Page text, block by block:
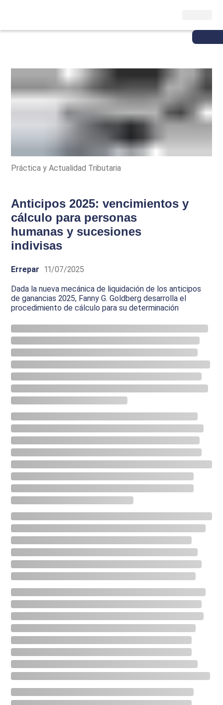
Práctica y Actualidad Tributaria
Anticipos 2025: vencimientos y
cálculo para personas
humanas y sucesiones
indivisas
Errepar 11/07/2025
Dada la nueva mecánica de liquidación de los anticipos
de ganancias 2025, Fanny G. Goldberg desarrolla el
procedimiento de cálculo para su determinación